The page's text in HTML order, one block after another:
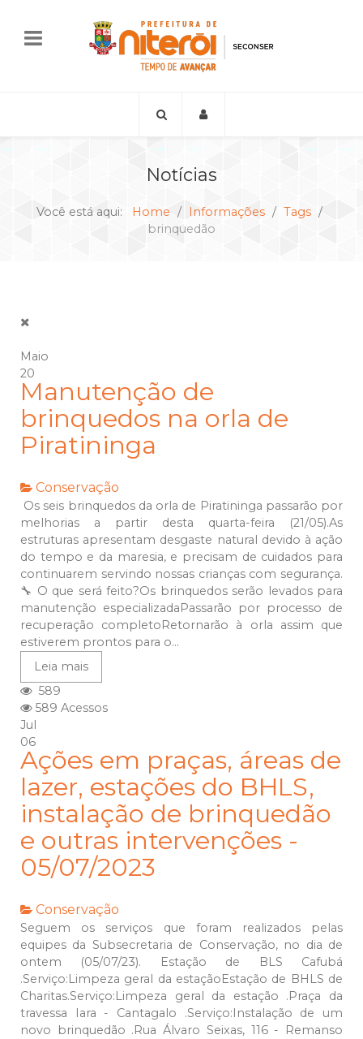
Notícias
Você está aqui: Home Informações
Tags
brinquedão
Maio
20
Manutenção de
brinquedos na orla de
Piratininga
Conservação
Os seis brinquedos da orla de Piratininga passarão por
melhorias a partir desta quarta-feira (21/05).As
estruturas apresentam desgaste natural devido à ação
do tempo e da maresia, e precisam de cuidados para
continuarem servindo nossas crianças com segurança.
🔧 O que será feito?Os brinquedos serão levados para
manutenção especializadaPassarão por processo de
recuperação completoRetornarão à orla assim que
estiverem prontos para o...
Leia mais
589
589 Acessos
Jul
06
Ações em praças, áreas de
lazer, estações do BHLS,
instalação de brinquedão
e outras intervenções -
05/07/2023
Conservação
Seguem os serviços que foram realizados pelas
equipes da Subsecretaria de Conservação, no dia de
ontem (05/07/23). Estação de BLS Cafubá
.Serviço:Limpeza geral da estaçãoEstação de BHLS de
Charitas.Serviço:Limpeza geral da estação .Praça da
travessa Iara - Cantagalo .Serviço:Instalação de um
novo brinquedão .Rua Álvaro Seixas, 116 - Remanso